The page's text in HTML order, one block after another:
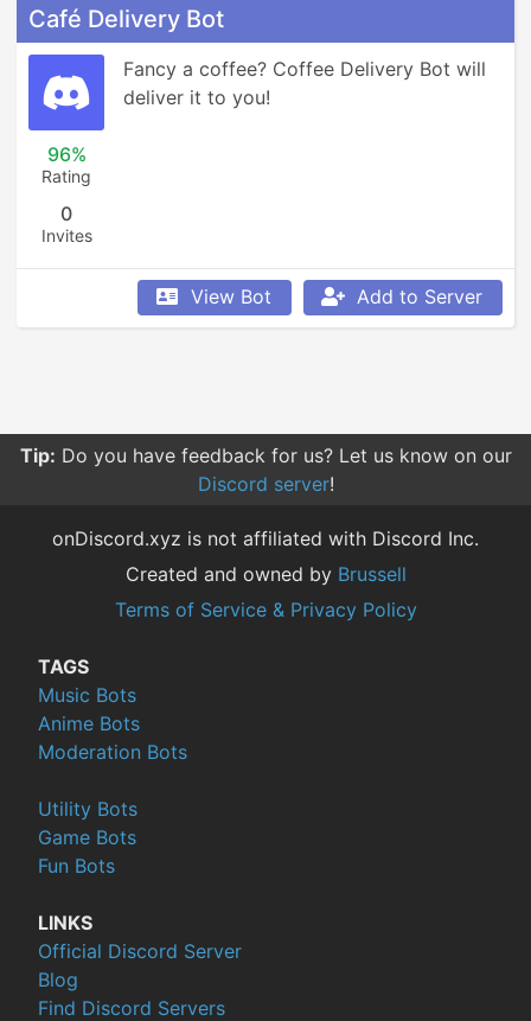
Café Delivery Bot
96%
Rating
0
Invites
Fancy a coffee? Coffee Delivery Bot will
deliver it to you!
View Bot Add to Server
Tip: Do you have feedback for us? Let us know on our
Discord server!
onDiscord.xyz is not affiliated with Discord Inc.
Created and owned by Brussell
Terms of Service & Privacy Policy
TAGS
Music Bots
Anime Bots
Moderation Bots
Utility Bots
Game Bots
Fun Bots
LINKS
Official Discord Server
Blog
Find Discord Servers